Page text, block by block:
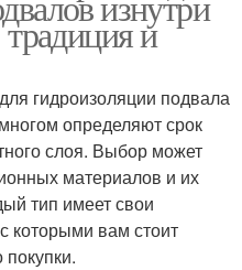
и
гидроизоляции подвала
определяют срок
слоя. Выбор может
материалов и их
тип имеет свои
которыми вам стоит